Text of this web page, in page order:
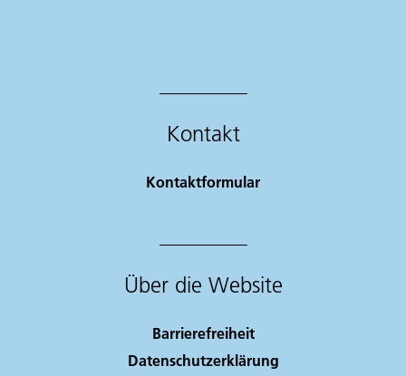
Kontakt
Kontaktformular
Über die Website
Barrierefreiheit
Datenschutzerklärung